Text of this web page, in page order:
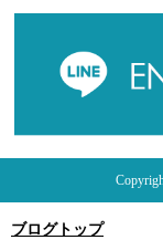
ブログトップ